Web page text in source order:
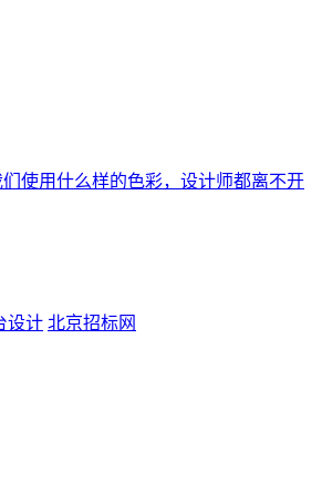
使用什么样的色彩，设计师都离不开
设计 北京招标网